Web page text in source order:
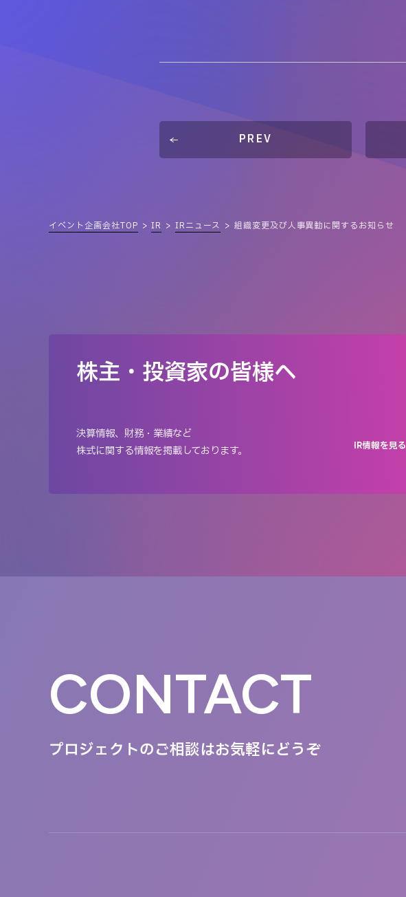
PREV
イベント企画会社TOP IR IRニュース 組織変更及び人事異動に関するお知らせ
株主・投資家の皆様へ
決算情報、財務・業績など
株式に関する情報を掲載しております。
IR情報を見る
CONTACT
プロジェクトのご相談はお気軽にどうぞ